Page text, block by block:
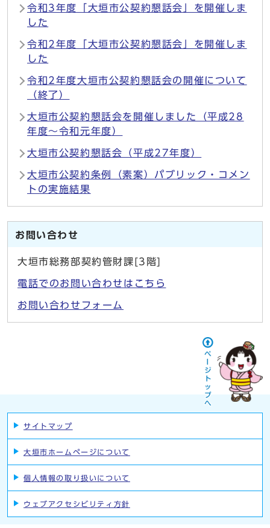
令和3年度「大垣市公契約懇話会」を開催しま
した
令和2年度「大垣市公契約懇話会」を開催しま
した
令和2年度大垣市公契約懇話会の開催について
（終了）
大垣市公契約懇話会を開催しました（平成28
年度～令和元年度）
大垣市公契約懇話会（平成27年度）
大垣市公契約条例（素案）パブリック・コメン
トの実施結果
お問い合わせ
大垣市総務部契約管財課[3階]
電話でのお問い合わせはこちら
お問い合わせフォーム
サイトマップ
大垣市ホームページについて
個人情報の取り扱いについて
ウェブアクセシビリティ方針